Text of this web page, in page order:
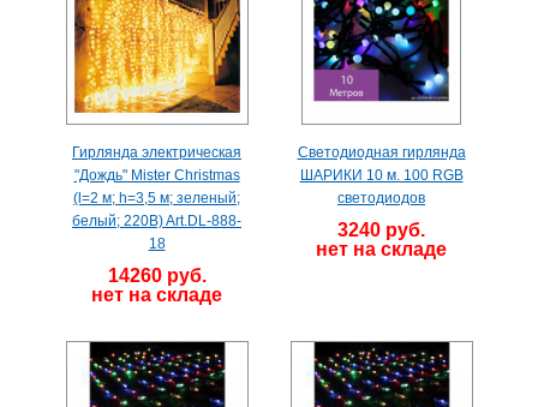
Гирлянда электрическая
"Дождь" Mister Christmas
(l=2 м; h=3,5 м; зеленый;
белый; 220В) Art.DL-888-
18
14260 руб.
нет на складе
Светодиодная гирлянда
ШАРИКИ 10 м. 100 RGB
светодиодов
3240 руб.
нет на складе